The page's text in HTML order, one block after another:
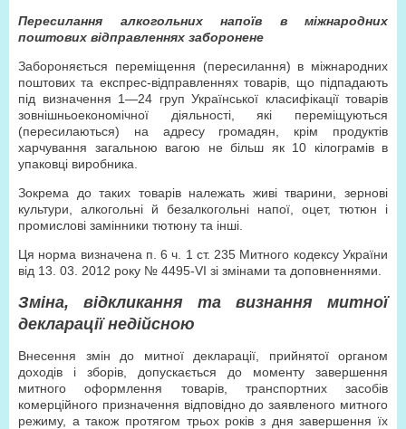
Пересилання алкогольних напоїв в міжнародних
поштових відправленнях заборонене
Забороняється переміщення (пересилання) в міжнародних
поштових та експрес-відправленнях товарів, що підпадають
під визначення 1—24 груп Української класифікації товарів
зовнішньоекономічної діяльності, які переміщуються
(пересилаються) на адресу громадян, крім продуктів
харчування загальною вагою не більш як 10 кілограмів в
упаковці виробника.
Зокрема до таких товарів належать живі тварини, зернові
культури, алкогольні й безалкогольні напої, оцет, тютюн і
промислові замінники тютюну та інші.
Ця норма визначена п. 6 ч. 1 ст. 235 Митного кодексу України
від 13. 03. 2012 року № 4495-VI зі змінами та доповненнями.
Зміна, відкликання та визнання митної
декларації недійсною
Внесення змін до митної декларації, прийнятої органом
доходів і зборів, допускається до моменту завершення
митного оформлення товарів, транспортних засобів
комерційного призначення відповідно до заявленого митного
режиму, а також протягом трьох років з дня завершення їх